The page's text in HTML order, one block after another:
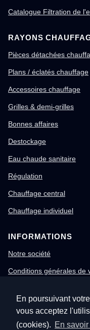
En poursuivant
vous acceptez
(cookies). En
Catalogue Filtration de
RAYONS
Pièces détachées
Plans / éclatés chauffage
Accessoires chauffage
Grilles & demi-grilles
Bonnes affaires
Destockage
Eau chaude sanitaire
Régulation
Chauffage central
Chauffage individuel
INFORMATIONS
Notre société
Conditions générales de
Gestion des cookies
Confidentialité & RGPD